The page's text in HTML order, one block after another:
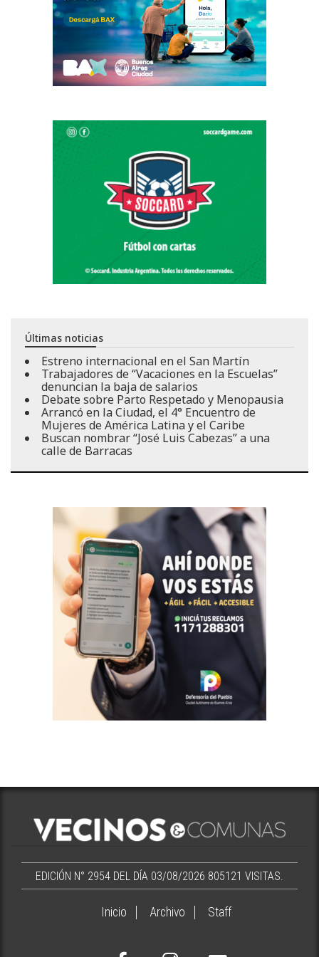
Últimas noticias
Estreno internacional en el San Martín
Trabajadores de “Vacaciones en la Escuelas”
denuncian la baja de salarios
Debate sobre Parto Respetado y Menopausia
Arrancó en la Ciudad, el 4° Encuentro de
Mujeres de América Latina y el Caribe
Buscan nombrar “José Luis Cabezas” a una
calle de Barracas
EDICIÓN N° 2954 DEL DÍA 03/08/2026 805121 VISITAS.
Inicio Archivo Staff